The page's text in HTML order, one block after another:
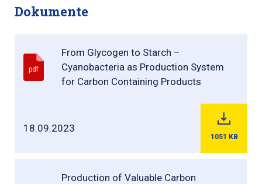
Dokumente
pdf
From Glycogen to Starch –
Cyanobacteria as Production System
for Carbon Containing Products
18.09.2023
1051 KB
Production of Valuable Carbon